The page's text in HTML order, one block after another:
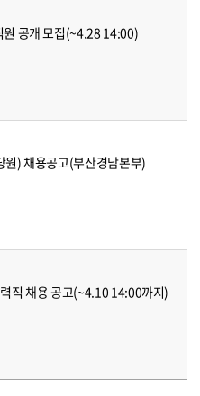
원 공개 모집(~4.28 14:00)
원) 채용공고(부산경남본부)
직 채용 공고(~4.10 14:00까지)